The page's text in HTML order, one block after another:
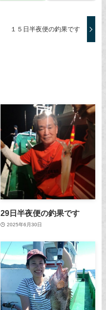
１５日半夜便の釣果です
29日半夜便の釣果です
2025年6月30日